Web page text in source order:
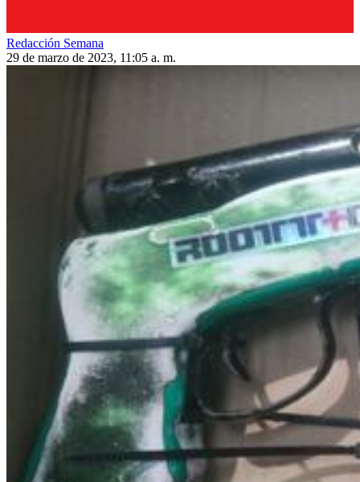
Redacción Semana
29 de marzo de 2023, 11:05 a. m.